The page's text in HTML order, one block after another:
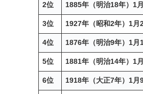
2位 1885年（明治18年）1
3位 1927年（昭和2年）1月
4位 1876年（明治9年）1月
5位 1881年（明治14年）1
6位 1918年（大正7年）1月